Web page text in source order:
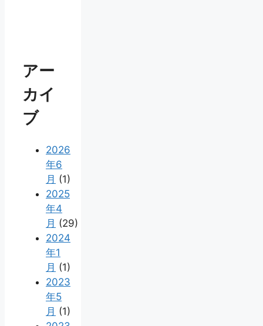
アー
カイ
ブ
2026
年6
月 (1)
2025
年4
月 (29)
2024
年1
月 (1)
2023
年5
月 (1)